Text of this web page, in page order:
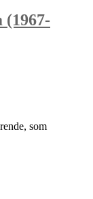
(1967-
som